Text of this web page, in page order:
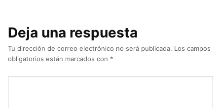
Deja una respuesta
Tu dirección de correo electrónico no será publicada. Los campos
obligatorios están marcados con *